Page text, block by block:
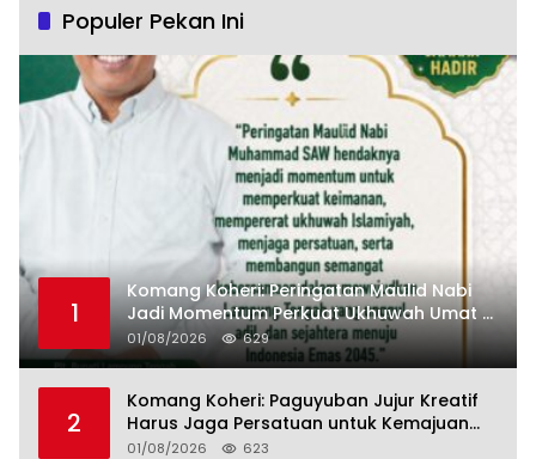
Populer Pekan Ini
1
Komang Koheri: Peringatan Maulid Nabi
Jadi Momentum Perkuat Ukhuwah Umat di
Lampung Tengah
01/08/2026 629
2
Komang Koheri: Paguyuban Jujur Kreatif
Harus Jaga Persatuan untuk Kemajuan
Lampung Tengah
01/08/2026 623